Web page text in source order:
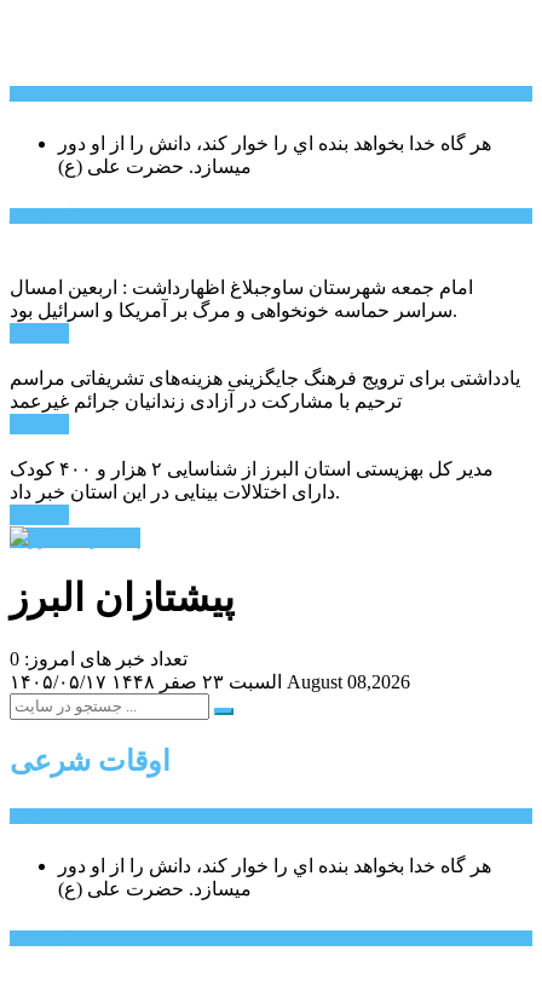
هر گاه خدا بخواهد بنده اي را خوار كند، دانش را از او دور
میسازد. حضرت علی (ع)
امام جمعه شهرستان ساوجبلاغ اظهارداشت : اربعین امسال
سراسر حماسه خونخواهی و مرگ بر آمریکا و اسرائیل بود.
یادداشتی برای ترویج فرهنگ جایگزینی هزینه‌های تشریفاتی مراسم
ترحیم با مشارکت در آزادی زندانیان جرائم غیرعمد
مدیر کل بهزیستی استان البرز از شناسایی ۲ هزار و ۴۰۰ کودک
دارای اختلالات بینایی در این استان خبر داد.
پیشتازان البرز
تعداد خبر های امروز: 0
۱۴۰۵/۰۵/۱۷
السبت ۲۳ صفر ۱۴۴۸ August 08,2026
اوقات شرعی
هر گاه خدا بخواهد بنده اي را خوار كند، دانش را از او دور
میسازد. حضرت علی (ع)